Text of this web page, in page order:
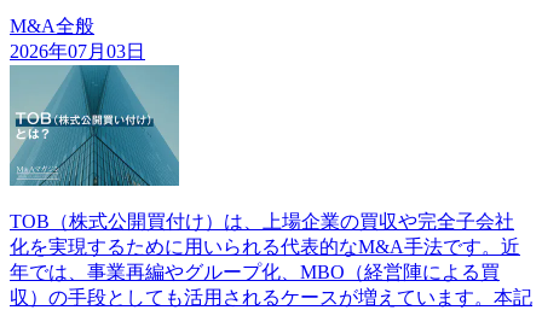
M&A全般
2026年07月03日
TOB（株式公開買付け）は、上場企業の買収や完全子会社
化を実現するために用いられる代表的なM&A手法です。近
年では、事業再編やグループ化、MBO（経営陣による買
収）の手段としても活用されるケースが増えています。本記